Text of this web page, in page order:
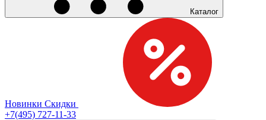
Каталог
Новинки Скидки
+7(495) 727-11-33